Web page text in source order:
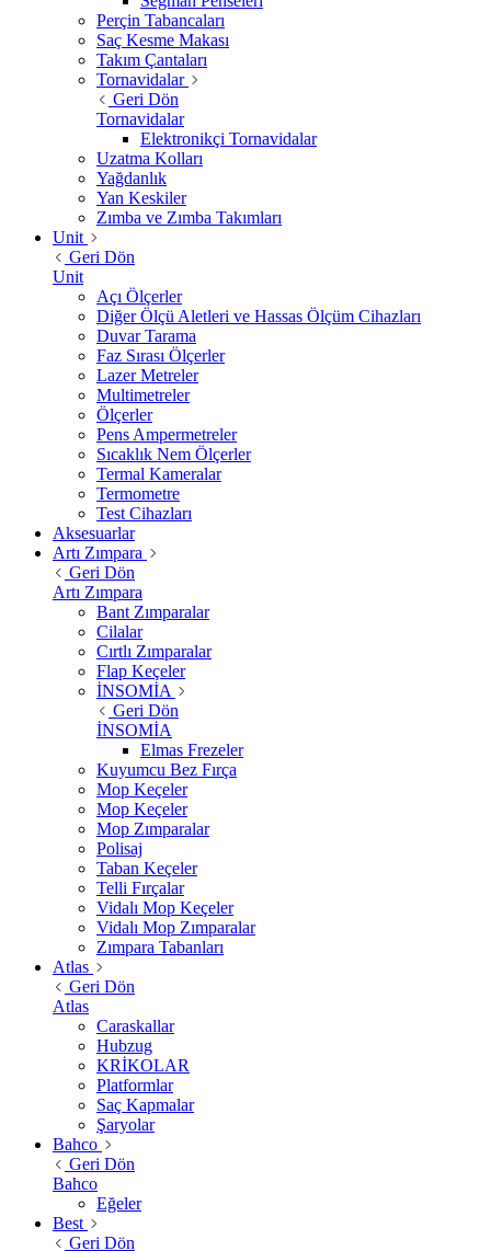
Perçin Tabancaları
Saç Kesme Makası
Takım Çantaları
Tornavidalar
Geri Dön
Tornavidalar
Elektronikçi Tornavidalar
Uzatma Kolları
Yağdanlık
Yan Keskiler
Zımba ve Zımba Takımları
Unit
Geri Dön
Unit
Açı Ölçerler
Diğer Ölçü Aletleri ve Hassas Ölçüm Cihazları
Duvar Tarama
Faz Sırası Ölçerler
Lazer Metreler
Multimetreler
Ölçerler
Pens Ampermetreler
Sıcaklık Nem Ölçerler
Termal Kameralar
Termometre
Test Cihazları
Aksesuarlar
Artı Zımpara
Geri Dön
Artı Zımpara
Bant Zımparalar
Cilalar
Cırtlı Zımparalar
Flap Keçeler
İNSOMİA
Geri Dön
İNSOMİA
Elmas Frezeler
Kuyumcu Bez Fırça
Mop Keçeler
Mop Keçeler
Mop Zımparalar
Polisaj
Taban Keçeler
Telli Fırçalar
Vidalı Mop Keçeler
Vidalı Mop Zımparalar
Zımpara Tabanları
Atlas
Geri Dön
Atlas
Caraskallar
Hubzug
KRİKOLAR
Platformlar
Saç Kapmalar
Şaryolar
Bahco
Geri Dön
Bahco
Eğeler
Best
Geri Dön